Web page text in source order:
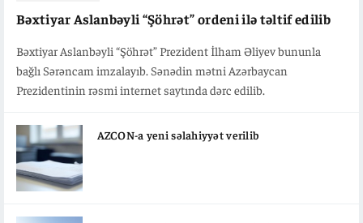
Bəxtiyar Aslanbəyli “Şöhrət” ordeni ilə təltif edilib
Bəxtiyar Aslanbəyli “Şöhrət” Prezident İlham Əliyev bununla
bağlı Sərəncam imzalayıb. Sənədin mətni Azərbaycan
Prezidentinin rəsmi internet saytında dərc edilib.
AZCON-a yeni səlahiyyət verilib